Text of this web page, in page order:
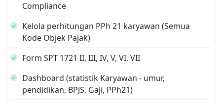
Compliance
Kelola perhitungan PPh 21 karyawan (Semua
Kode Objek Pajak)
Form SPT 1721 II, III, IV, V, VI, VII
Dashboard (statistik Karyawan - umur,
pendidikan, BPJS, Gaji, PPh21)